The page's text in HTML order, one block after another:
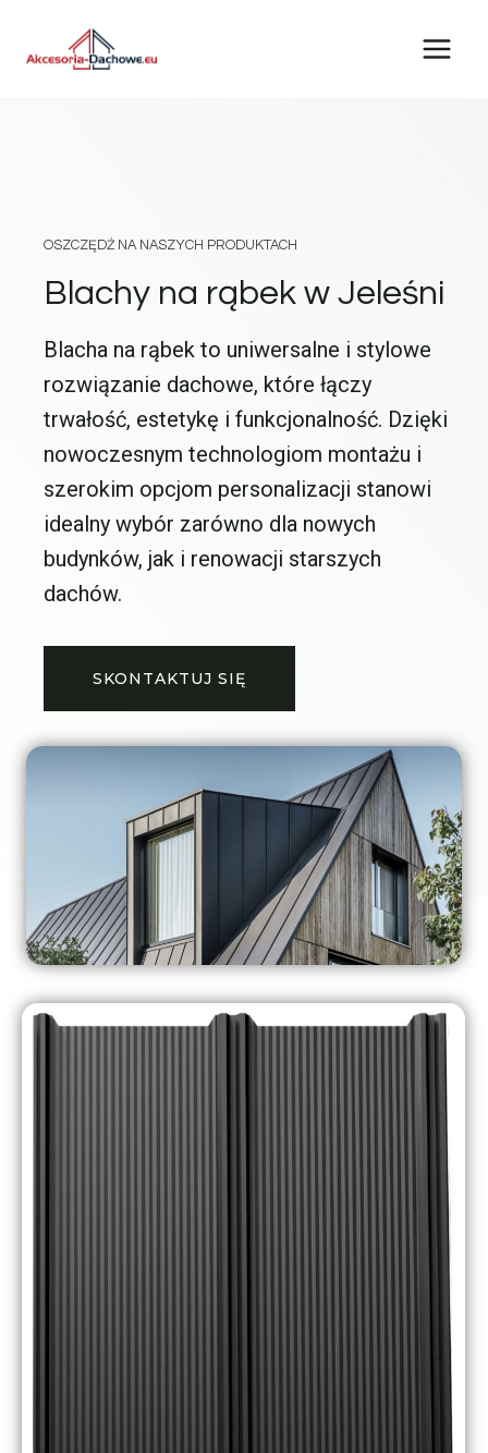
OSZCZĘDŹ NA NASZYCH PRODUKTACH
Blachy na rąbek w Jeleśni
Blacha na rąbek to uniwersalne i stylowe
rozwiązanie dachowe, które łączy
trwałość, estetykę i funkcjonalność. Dzięki
nowoczesnym technologiom montażu i
szerokim opcjom personalizacji stanowi
idealny wybór zarówno dla nowych
budynków, jak i renowacji starszych
dachów.
SKONTAKTUJ SIĘ